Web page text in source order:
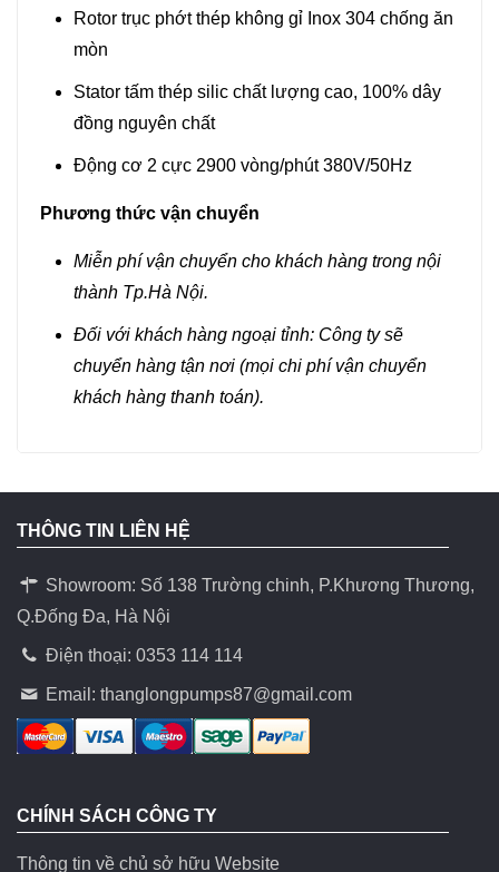
Rotor trục phớt thép không gỉ Inox 304 chống ăn
mòn
Stator tấm thép silic chất lượng cao, 100% dây
đồng nguyên chất
Động cơ 2 cực 2900 vòng/phút 380V/50Hz
Phương thức vận chuyển
Miễn phí vận chuyển cho khách hàng trong nội
thành Tp.Hà Nội.
Đối với khách hàng ngoại tỉnh: Công ty sẽ
chuyển hàng tận nơi (mọi chi phí vận chuyển
khách hàng thanh toán).
THÔNG TIN LIÊN HỆ
Showroom: Số 138 Trường chinh, P.Khương Thương,
Q.Đống Đa, Hà Nội
Điện thoại: 0353 114 114
Email:thanglongpumps87@gmail.com
CHÍNH SÁCH CÔNG TY
Thông tin về chủ sở hữu Website